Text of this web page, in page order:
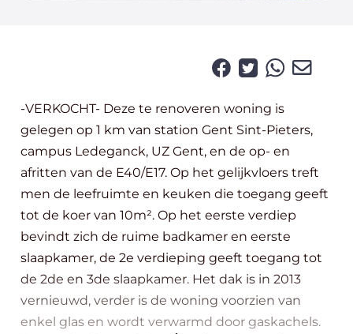
-VERKOCHT- Deze te renoveren woning is
gelegen op 1 km van station Gent Sint-Pieters,
campus Ledeganck, UZ Gent, en de op- en
afritten van de E40/E17. Op het gelijkvloers treft
men de leefruimte en keuken die toegang geeft
tot de koer van 10m². Op het eerste verdiep
bevindt zich de ruime badkamer en eerste
slaapkamer, de 2e verdieping geeft toegang tot
de 2de en 3de slaapkamer. Het dak is in 2013
vernieuwd, verder is de woning voorzien van
enkel glas en wordt verwarmd door gaskachels.